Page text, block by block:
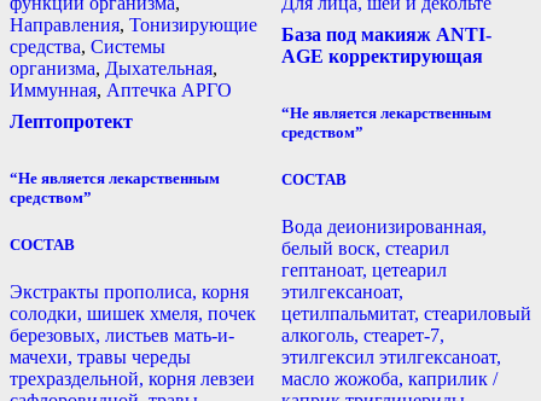
Направления, Тонизирующие
средства, Системы
организма, Дыхательная,
Иммунная, Аптечка АРГО
Лептопротект
“Не является лекарственным
средством”
СОСТАВ
Экстракты прополиса, корня
солодки, шишек хмеля, почек
березовых, листьев мать-и-
мачехи, травы череды
трехраздельной, корня левзеи
База под макияж ANTI-
AGE корректирующая
“Не является лекарственным
средством”
СОСТАВ
Вода деионизированная,
белый воск, стеарил
гептаноат, цетеарил
этилгексаноат,
цетилпальмитат, стеариловый
алкоголь, стеарет-7,
этилгексил этилгексаноат,
масло жожоба, каприлик /